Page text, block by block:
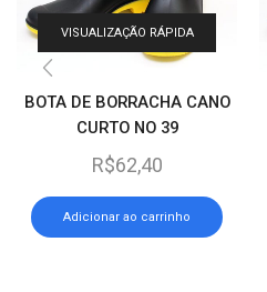
VISUALIZAÇÃO RÁPIDA
BOTA DE BORRACHA CANO
CURTO NO 39
R$62,40
Adicionar ao carrinho